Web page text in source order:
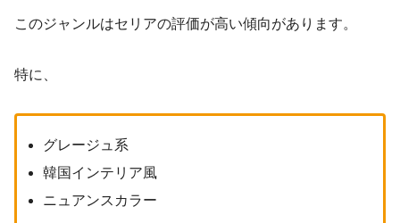
このジャンルはセリアの評価が高い傾向があります。
特に、
グレージュ系
韓国インテリア風
ニュアンスカラー